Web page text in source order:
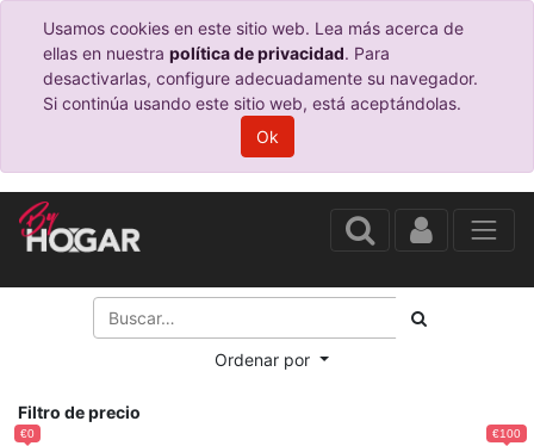
Usamos cookies en este sitio web. Lea más acerca de
ellas en nuestra política de privacidad. Para
desactivarlas, configure adecuadamente su navegador.
Si continúa usando este sitio web, está aceptándolas.
Ok
Ordenar por
Filtro de precio
€0 €100